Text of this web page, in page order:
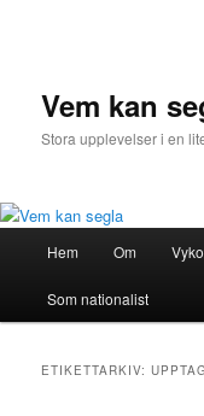
Vem kan
Stora upplevelser i en
Hem Om
Som nationalist
ETIKETTARKIV: